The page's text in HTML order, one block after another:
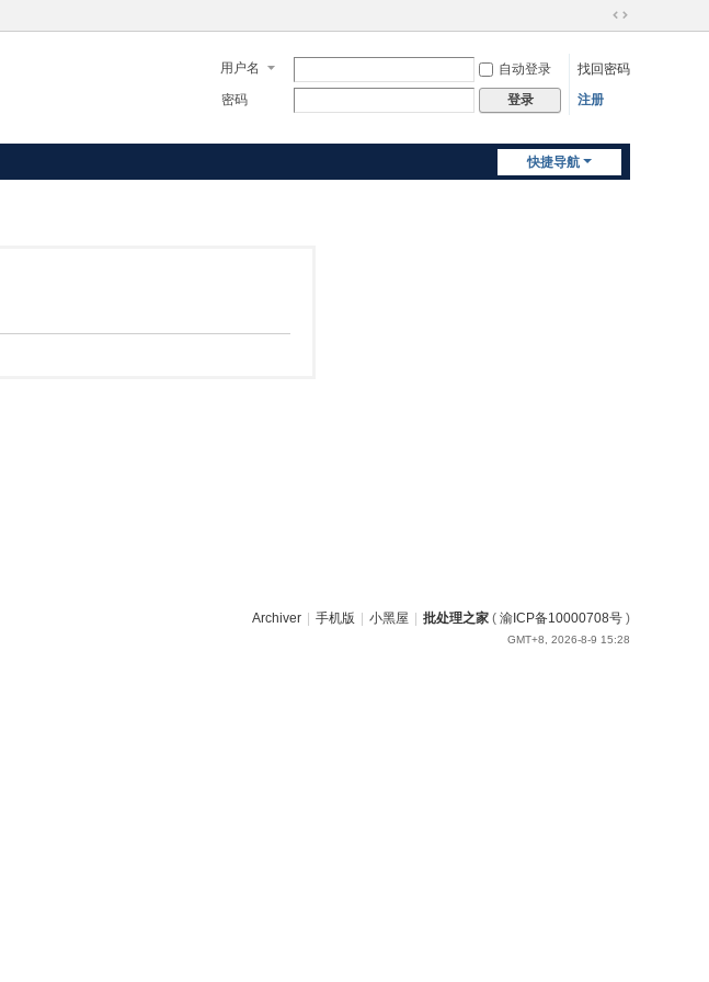
切
到
用户名 自动登录
找回密码
密码
登录 注册
快捷导航
Archiver 手机版 小黑屋 批处理之家 ( 渝ICP备10000708号 )
GMT+8, 2026-8-9 15:28